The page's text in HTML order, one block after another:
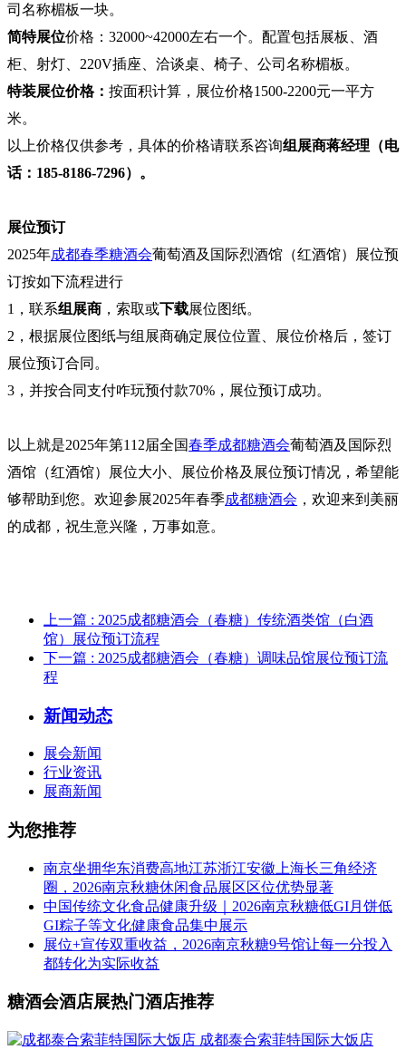
司名称楣板一块。
简特展位价格：32000~42000左右一个。配置包括展板、酒
柜、射灯、220V插座、洽谈桌、椅子、公司名称楣板。
特装展位价格： 按面积计算 ，展位价格1500-2200元一平方
米。
以上价格仅供参考，具体的价格请联系咨询组展商蒋经理 （电
话： 185-8186-7296）。
展位预订
2025年成都春季糖酒会葡萄酒及国际烈酒馆（红酒馆）展位预
订按如下流程进行
1，联系组展商 ‍，索取或下载展位图纸。
2，根据展位图纸与组展商确定展位位置、展位价格后，签订
展位预订合同。
3， 并按合同支付咋玩预付款70%，展位预订成功。
以上就是2025年第112届全国春季成都糖酒会葡萄酒及国际烈
酒馆（红酒馆）展位大小、展位价格及展位预订情况，希望能
够帮助到您。欢迎参展2025年春季成都糖酒会 ，欢迎来到美丽
的成都，祝生意兴隆，万事如意。
上一篇 : 2025成都糖酒会（春糖）传统酒类馆（白酒
馆）展位预订流程
下一篇 : 2025成都糖酒会（春糖）调味品馆展位预订流
程
新闻动态
展会新闻
行业资讯
展商新闻
为您推荐
南京坐拥华东消费高地江苏浙江安徽上海长三角经济
圈，2026南京秋糖休闲食品展区区位优势显著
中国传统文化食品健康升级｜2026南京秋糖低GI月饼低
GI粽子等文化健康食品集中展示
展位+宣传双重收益，2026南京秋糖9号馆让每一分投入
都转化为实际收益
糖酒会酒店展热门酒店推荐
成都泰合索菲特国际大饭店